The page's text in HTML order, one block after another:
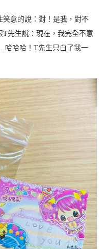
意的說：對！是我，對不
先生說：現在，我完全不意
哈哈哈！T先生只白了我一